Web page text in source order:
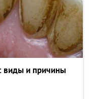
виды и причины